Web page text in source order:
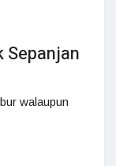
Sepanjan
walaupun